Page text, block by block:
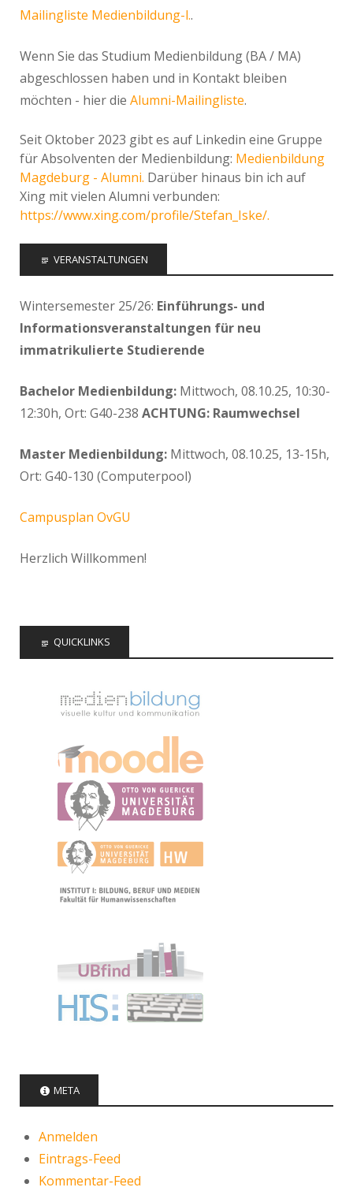
Mailingliste Medienbildung-l..
Wenn Sie das Studium Medienbildung (BA / MA)
abgeschlossen haben und in Kontakt bleiben
möchten - hier die Alumni-Mailingliste.
Seit Oktober 2023 gibt es auf Linkedin eine Gruppe
für Absolventen der Medienbildung: Medienbildung
Magdeburg - Alumni. Darüber hinaus bin ich auf
Xing mit vielen Alumni verbunden:
https://www.xing.com/profile/Stefan_Iske/.
VERANSTALTUNGEN
Wintersemester 25/26: Einführungs- und
Informationsveranstaltungen für neu
immatrikulierte Studierende
Bachelor Medienbildung: Mittwoch, 08.10.25, 10:30-
12:30h, Ort: G40-238 ACHTUNG: Raumwechsel
Master Medienbildung: Mittwoch, 08.10.25, 13-15h,
Ort: G40-130 (Computerpool)
Campusplan OvGU
Herzlich Willkommen!
QUICKLINKS
META
Anmelden
Eintrags-Feed
Kommentar-Feed